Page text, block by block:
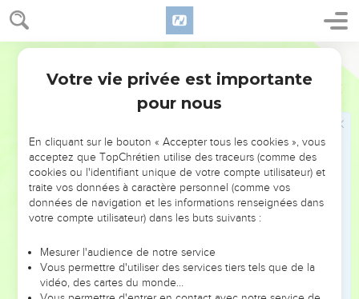
Genèse 8
16 Sors de l'arche, toi et ta femme, tes fils, et les femmes de
toute chair, tant des oiseaux que des bêtes à quatre pieds, et
tous les reptiles qui rampent sur la terre ; qu'ils peuplent en
abondance la terre, et qu'ils foisonnent et multiplient sur la
terre.
Noé donc sortit, [et] avec lui ses fils, sa femme, et les
femmes de ses fils.
Toutes les bêtes à quatre pieds, tous les reptiles, tous les
oiseaux, tout ce qui se meut sur la terre, selon leurs espèces,
Et Noé bâtit un autel à l'Eternel, et prit de toute bête
nette, et de tout oiseau net, et il en offrit des holocaustes sur
Votre vie privée est importante
pour nous
En cliquant sur le bouton « Accepter tous les cookies », vous
acceptez que TopChrétien utilise des traceurs (comme des
cookies ou l'identifiant unique de votre compte utilisateur) et
traite vos données à caractère personnel (comme vos
données de navigation et les informations renseignées dans
votre compte utilisateur) dans les buts suivants :
Mesurer l'audience de notre service
Vous permettre d'utiliser des services tiers tels que de la
vidéo, des cartes du monde…